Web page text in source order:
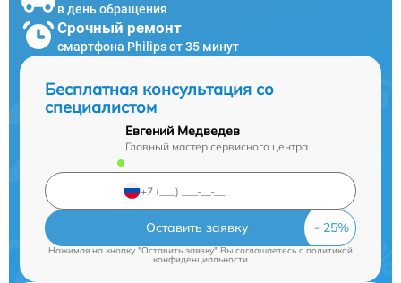
в день обращения
Срочный ремонт
смартфона Philips от 35 минут
Бесплатная консультация со
специалистом
Евгений Медведев
Главный мастер сервисного центра
Оставить заявку
Нажимая на кнопку "Оставить заявку" Вы соглашаетесь c политикой
конфиденциальности